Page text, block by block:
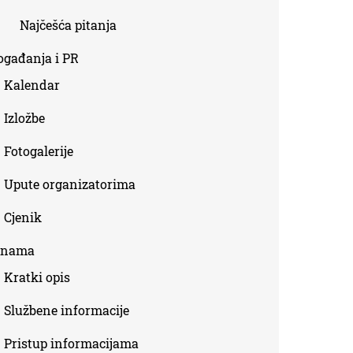
Najčešća pitanja
i PR
Kalendar
Izložbe
Fotogalerije
Upute organizatorima
Cjenik
Kratki opis
Službene informacije
Pristup informacijama